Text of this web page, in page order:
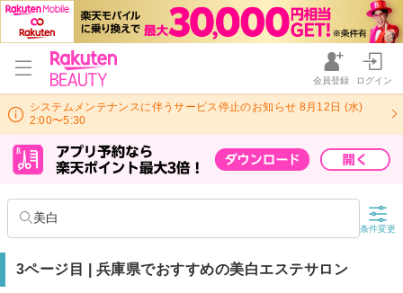
会員登録 ログイン
システムメンテナンスに伴うサービス停止のお知らせ 8月12日 (水)
2:00〜5:30
美白
条件変更
3ページ目 | 兵庫県でおすすめの美白エステサロン